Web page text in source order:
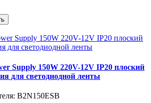
Supply 150W 220V-12V IP20 плоский
для светодиодной ленты
B2N150ESB